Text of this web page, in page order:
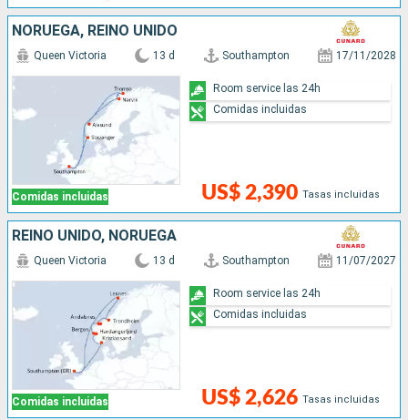
NORUEGA, REINO UNIDO
Comidas incluidas
Queen Victoria 13 d Southampton 17/11/2028
US$ 2,390 Tasas incluidas
Room service las 24h
Comidas incluidas
REINO UNIDO, NORUEGA
Comidas incluidas
Queen Victoria 13 d Southampton 11/07/2027
US$ 2,626 Tasas incluidas
Room service las 24h
Comidas incluidas